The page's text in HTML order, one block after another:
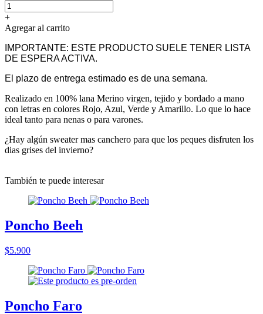
+
Agregar al carrito
IMPORTANTE: ESTE PRODUCTO SUELE TENER LISTA
DE ESPERA ACTIVA.
El plazo de entrega estimado es de una semana.
Realizado en 100% lana Merino virgen, tejido y bordado a mano
con letras en colores Rojo, Azul, Verde y Amarillo. Lo que lo hace
ideal tanto para nenas o para varones.
¿Hay algún sweater mas canchero para que los peques disfruten los
dias grises del invierno?
También te puede interesar
Poncho Beeh
$5.900
Poncho Faro